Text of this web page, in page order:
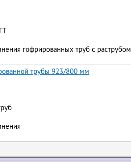
гофрированных труб с раструбом
трубы 923/800 мм